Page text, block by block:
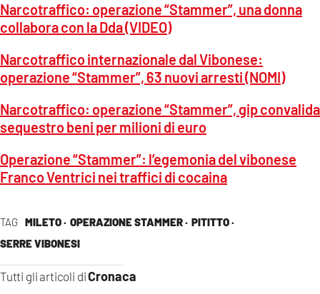
TAG MILETO · OPERAZIONE STAMMER · PITITTO ·
SERRE VIBONESI
Tutti gli articoli diCronaca
Narcotraffico: operazione “Stammer”, una donna
collabora con la Dda (VIDEO)
Narcotraffico internazionale dal Vibonese:
operazione “Stammer”, 63 nuovi arresti (NOMI)
Narcotraffico: operazione “Stammer”, gip convalida
sequestro beni per milioni di euro
Operazione “Stammer”: l’egemonia del vibonese
Franco Ventrici nei traffici di cocaina